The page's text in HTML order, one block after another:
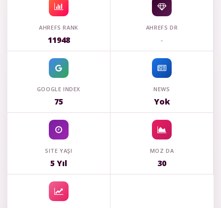
AHREFS RANK
11948
AHREFS DR
-
GOOGLE INDEX
75
NEWS
Yok
SITE YAŞI
5 Yıl
MOZ DA
30